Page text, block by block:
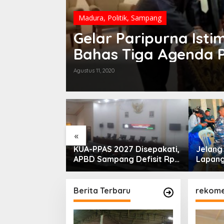
Madura, Politik, Sampang
Gelar Paripurna
Bahas Tiga Agenda
Agustus 11, 2020
«
KUA-PPAS 2027 Disepakati,
APBD Sampang Defisit Rp
130,2 M
Jelang
Migas-
Berita Terbaru